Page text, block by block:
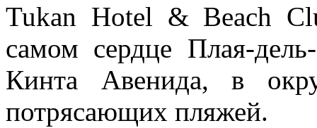
Tukan Hotel & Beach
самом сердце Плая-
Кинта Авенида, в
потрясающих пляжей.